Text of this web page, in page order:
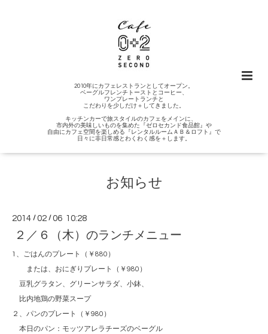
2010年にカフェレストランとしてオープン。
ベーグルフレンチトーストとコーヒー、
ワンプレートランチと
こだわりを少しだけ＋してきました。
キッチンカーで旅スタイルのカフェをメインに、
市内外の美味しいものを集めた『ゼロセカンド食品館』や
自由にカフェ空間を楽しめる『レンタルルームＡＢ＆ロフト』で
日々に非日常感とわくわく感を＋します。
お知らせ
2014 /02 /06 10:28
２／６（木）のランチメニュー
1、ごはんのプレート（￥880）
または、おにぎりプレート（￥980）
豆乳グラタン、グリーンサラダ、小鉢、
比内地鶏の野菜スープ
２、パンのプレート（￥980）
本日のパン：モッツアレラチーズのベーグル